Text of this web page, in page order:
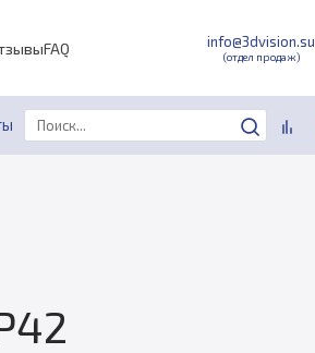
FAQ info@3dvision.su
(отдел продаж)